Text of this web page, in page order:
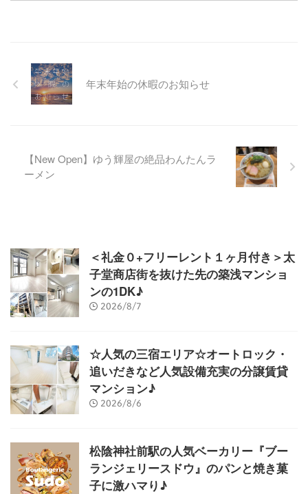
年末年始の休暇のお知らせ
【New Open】ゆう輝屋の絶品わんたんラ
ーメン
＜礼金０+フリーレント１ヶ月付き＞太
子堂商店街を抜けた先の築浅マンショ
ンの1DK♪
2026/8/7
☆人気の三宿エリア☆オートロック・
追いだきなど人気設備充実の分譲賃貸
マンション♪
2026/8/6
松陰神社前駅の人気ベーカリー『ブー
ランジェリースドウ』のパンと焼き菓
子に激ハマり♪